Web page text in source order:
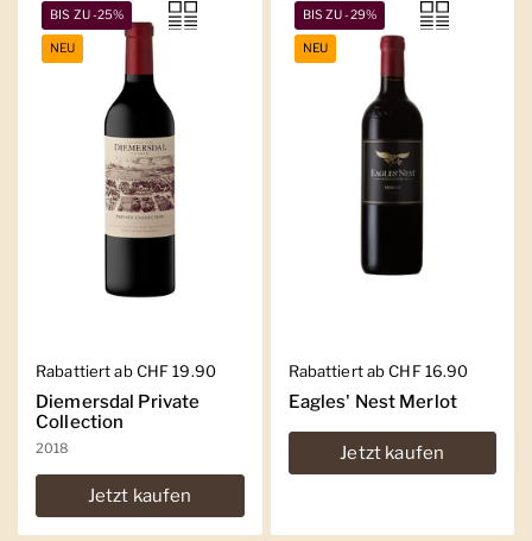
Regulärer Preis
Rabattiert ab CHF 19.90
Diemersdal Private
Collection
2018
Jetzt kaufen
BIS ZU -25%
NEU
Regulärer Preis
Rabattiert ab CHF 16.90
Eagles' Nest Merlot
Jetzt kaufen
BIS ZU -29%
NEU